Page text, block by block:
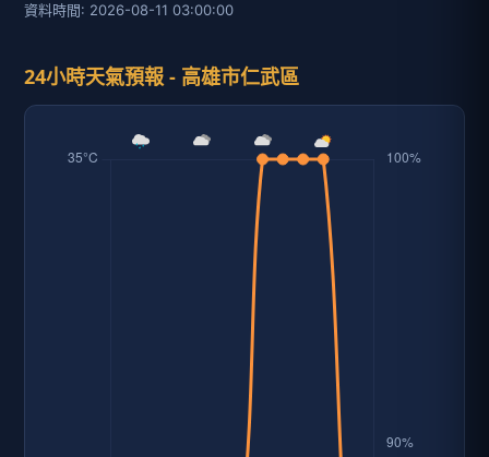
資料時間: 2026-08-11 03:00:00
24小時天氣預報 - 高雄市仁武區